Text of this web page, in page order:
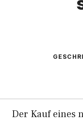
Der Kauf eines